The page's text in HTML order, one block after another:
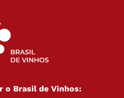
o Brasil de Vinhos: